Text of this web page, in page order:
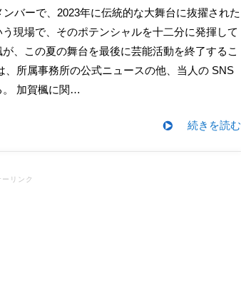
もてぃーん。』発売決
“牧野節” にファンも
現場で、そのポテンシャルを十二分に発揮して
、この夏の舞台を最後に芸能活動を終了するこ
、所属事務所の公式ニュースの他、当人の SNS
。 加賀楓に関…
続きを読む
リンク